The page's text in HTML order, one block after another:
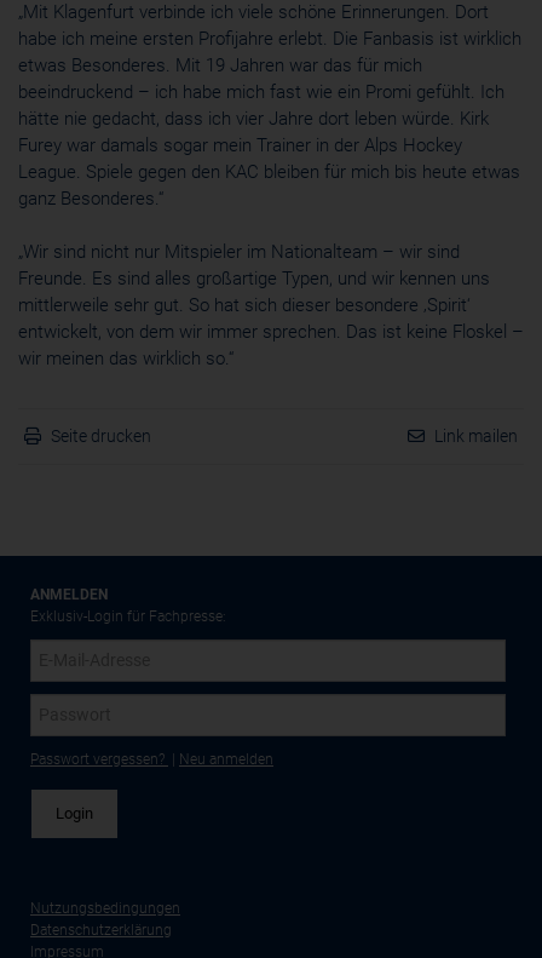
„Mit Klagenfurt verbinde ich viele schöne Erinnerungen. Dort
habe ich meine ersten Profijahre erlebt. Die Fanbasis ist wirklich
etwas Besonderes. Mit 19 Jahren war das für mich
beeindruckend – ich habe mich fast wie ein Promi gefühlt. Ich
hätte nie gedacht, dass ich vier Jahre dort leben würde. Kirk
Furey war damals sogar mein Trainer in der Alps Hockey
League. Spiele gegen den KAC bleiben für mich bis heute etwas
ganz Besonderes.“
„Wir sind nicht nur Mitspieler im Nationalteam – wir sind
Freunde. Es sind alles großartige Typen, und wir kennen uns
mittlerweile sehr gut. So hat sich dieser besondere ‚Spirit‘
entwickelt, von dem wir immer sprechen. Das ist keine Floskel –
wir meinen das wirklich so.“
Seite drucken Link mailen
ANMELDEN
Exklusiv-Login für Fachpresse:
Passwort vergessen? Neu anmelden
Nutzungsbedingungen
Datenschutzerklärung
Impressum